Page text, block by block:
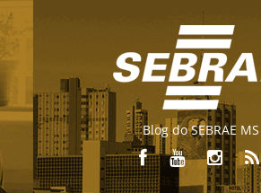
Blog do SEBRAE MS